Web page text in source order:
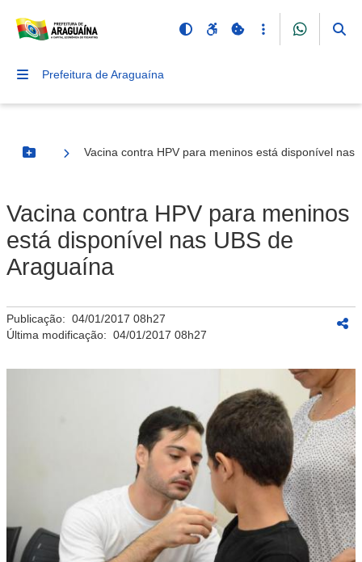
Prefeitura de Araguaína
Botão Menu
Vacina contra HPV para meninos está disponível nas
Vacina contra HPV para meninos
está disponível nas UBS de
Araguaína
Publicação: 04/01/2017 08h27
Última modificação: 04/01/2017 08h27